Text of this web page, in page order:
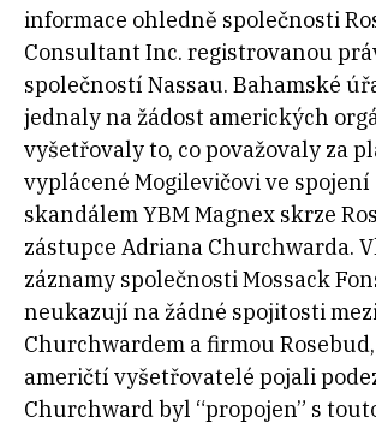
informace ohledně společnosti
Consultant Inc. registrovanou
společností Nassau. Bahamské
jednaly na žádost amerických
vyšetřovaly to, co považovaly za
vyplácené Mogilevičovi ve spojení
skandálem YBM Magnex skrze
zástupce Adriana Churchwarda.
záznamy společnosti Mossack
neukazují na žádné spojitosti
Churchwardem a firmou
američtí vyšetřovatelé pojali
Churchward byl “propojen” s